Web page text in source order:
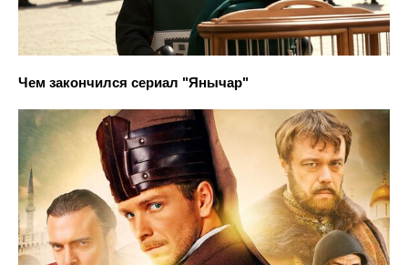
Чем закончился сериал "Янычар"